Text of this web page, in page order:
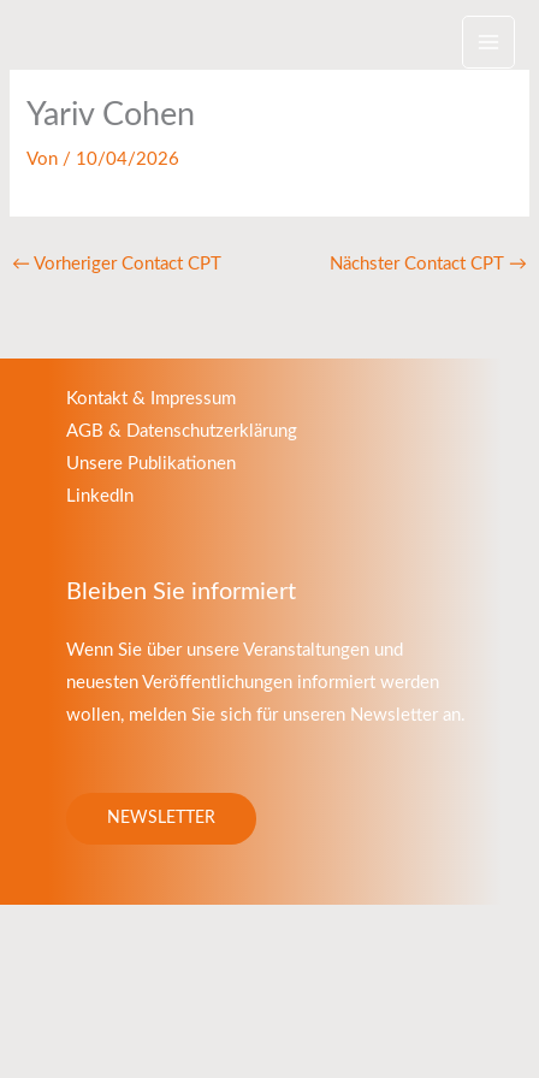
Yariv Cohen
Von / 10/04/2026
← Vorheriger Contact CPT Nächster Contact CPT →
Kontakt & Impressum
AGB & Datenschutzerklärung
Unsere Publikationen
LinkedIn
Bleiben Sie informiert
Wenn Sie über unsere Veranstaltungen und
neuesten Veröffentlichungen informiert werden
wollen, melden Sie sich für unseren Newsletter an.
NEWSLETTER